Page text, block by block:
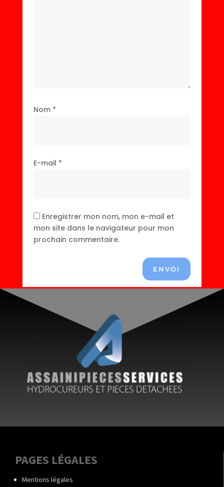
Nom *
E-mail *
Enregistrer mon nom, mon e-mail et
mon site dans le navigateur pour mon
prochain commentaire.
ENVOI
PAGES LÉGALES
Mentions légales